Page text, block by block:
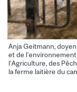
Anja Geitmann,
et de
l’Agriculture, des
la ferme laitière du